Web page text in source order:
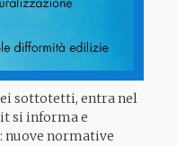
sottotetti, entra nel
si informa e
nuove normative